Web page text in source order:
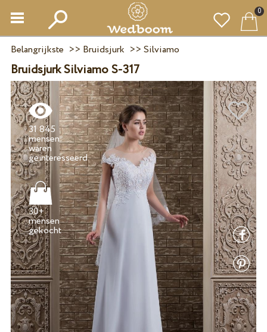
0
Belangrijkste >> Bruidsjurk >> Silviamo
Bruidsjurk Silviamo S-317
31 845
mensen
waren
geïnteresseerd
30+
mensen
gekocht